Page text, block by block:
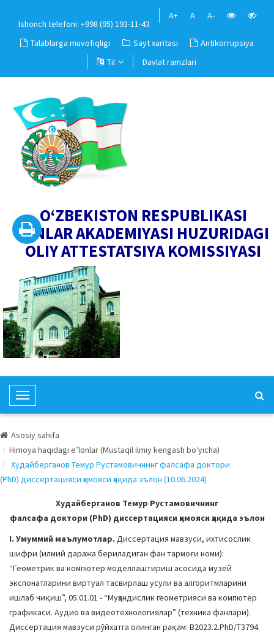
Ishonch telefoni: +998 (95) 193-11-43
A+ A A-
Talablarga muvofiqligi Sayt xaritasi
Antikorrupsiya
Til
Davlat ramzlari
O‘ZBEKISTON RESPUBLIKASI
FANLAR AKADEMIYASI HUZURIDAGI
OLIY ATTESTATSIYA KOMISSIYASI
T
o
g
e
N
v
g
a
t
i
o
n
Asosiy sahifa
Himoya haqidagi e’lonlar (Mustaqil ilmiy kengash bo‘yicha)
Худайберганов Темур Рустамовичнинг фалсафа доктори
(PhD) диссертацияси ҳимояси ҳақида эълон (10.06.2024)
Худайберганов Темур Рустамовичнинг
фалсафа доктори (PhD) диссертацияси ҳимояси ҳақида эълон
I. Умуммий маълумотлар. Диссертация мавзуси, ихтисослик
шифри (илмий даража бериладиган фан тармоғи номи):
“Геометрик ва компютер моделлаштириш асосида музей
экспонатларини виртуал тасвирлаш усули ва алгоритмларини
ишлаб чиқиш”, 05.01.01 - “Муҳандислик геометрияси ва компютер
графикаси. Аудио ва видеотехнологиялар” (техника фанлари).
Диссертация мавзуси рўйхатга олинган рақам: В2023.2.PhD/Т3794.